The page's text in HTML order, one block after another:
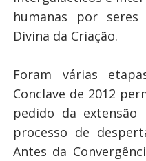
humanas por
Divina da Criação.
Foram várias
Conclave de 2012
pedido da
processo de
Antes da